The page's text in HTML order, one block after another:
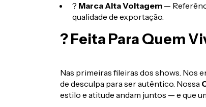
? Marca Alta Voltagem —
qualidade de exportação.
? Feita Para Quem
Nas primeiras fileiras dos shows. Nos
de desculpa para ser autêntico. Nossa
estilo e atitude andam juntos — e que